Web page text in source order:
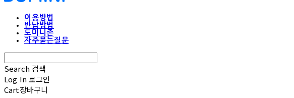
이용방법
반납방법
도미니존
자주묻는질문
Search 검색
Log In로그인
Cart장바구니